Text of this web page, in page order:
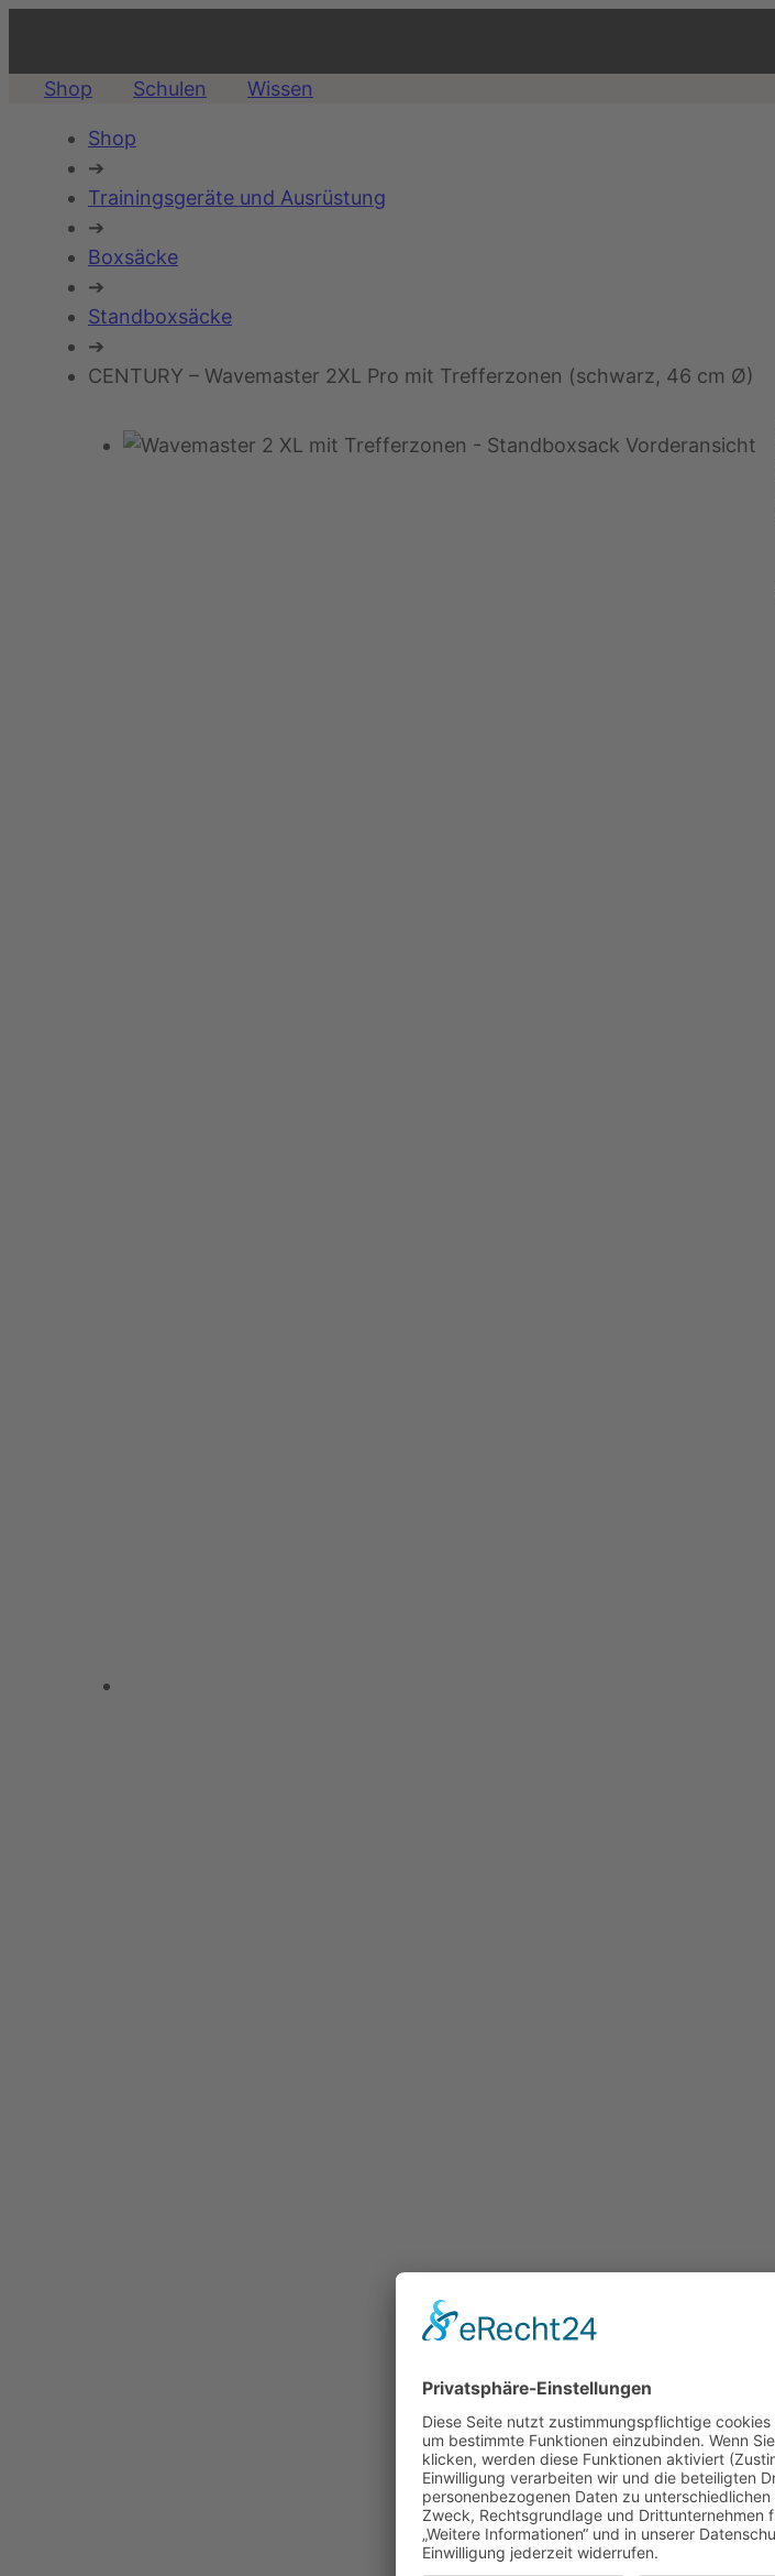
Shop Schulen Wissen
Shop
➔
Trainingsgeräte und Ausrüstung
➔
Boxsäcke
➔
Standboxsäcke
➔
CENTURY – Wavemaster 2XL Pro mit Trefferzonen (schwarz, 46 cm Ø)